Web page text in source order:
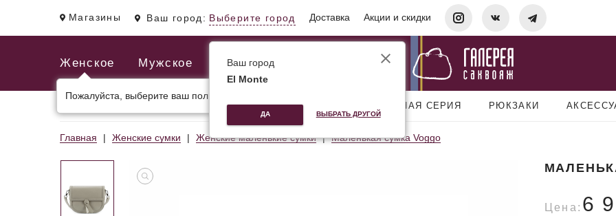
Магазины Ваш город: Выберите город Доставка Акции и скидки
Женское Мужское
Пожалуйста, выберите ваш пол.
МУЖСКИЕ И ДЕЛОВЫЕ СУМКИ ДОРОЖНАЯ СЕРИЯ РЮКЗАКИ
Главная Женские сумки Женские маленькие сумки Маленькая сумка Voggo
Цена: 6
Ваш город
El Monte
ДА ВЫБРАТЬ ДРУГОЙ